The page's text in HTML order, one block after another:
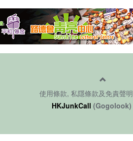
使用條款, 私隱條款及免責聲明
HKJunkCall (Gogolook)